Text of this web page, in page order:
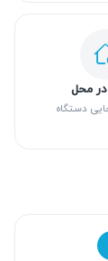
محل
دستگاه